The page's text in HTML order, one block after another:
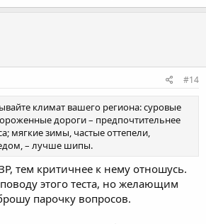
характер работы покрышки) –
себя лучше шиповок, мне довелось
назад в Финляндии. Представители
разработкой и
решили на практике доказать, что
Nokian RSi, недавно появившихся
организовали показательные
«Фольксвагенов-Пассат»,
шины. Зима была не на шутку
день температура упала ниже –45оС.
удивление, когда автомобиль на
в среднем на 15–17% быстрее
Специалисты оправдывались:
бетона и шипы попросту не в
#14
климат вашего региона: суровые
дороги – предпочтительнее
мягкие зимы, частые оттепели,
– лучше шипы.
тем критичнее к нему отношусь.
этого теста, но желающим
парочку вопросов.